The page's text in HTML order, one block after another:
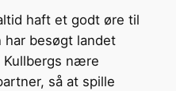
haft et godt øre til
har besøgt landet
Kullbergs nære
så at spille